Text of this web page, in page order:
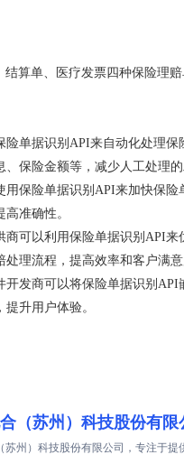
结算单、医疗发票四种保险理
险单据识别API来自动化处理
、保险金额等，减少人工处理
用保险单据识别API来加快保
准确性。
商可以利用保险单据识别API
处理流程，提高效率和客户满
开发商可以将保险单据识别
升用户体验。
（苏州）科技股份有限
苏州）科技股份有限公司，专注于